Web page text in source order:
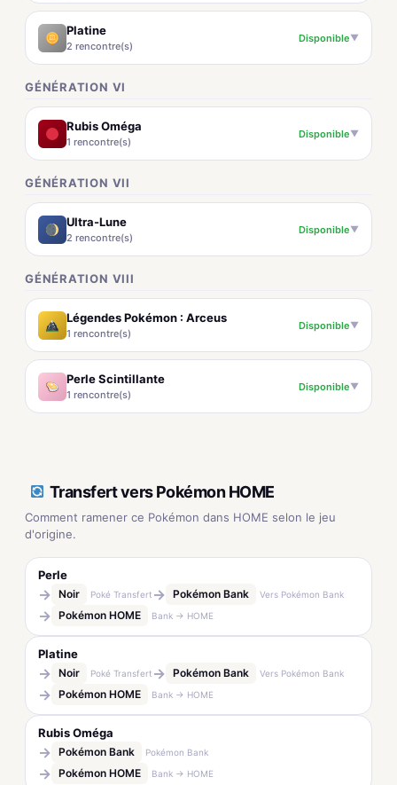
Platine
2 rencontre(s)
Disponible▼
GÉNÉRATION VI
Rubis Oméga
1 rencontre(s)
Disponible▼
GÉNÉRATION VII
Ultra-Lune
2 rencontre(s)
Disponible▼
GÉNÉRATION VIII
Légendes Pokémon : Arceus
1 rencontre(s)
Disponible▼
Perle Scintillante
1 rencontre(s)
Disponible▼
Transfert vers Pokémon HOME
Comment ramener ce Pokémon dans HOME selon le jeu
d'origine.
Perle
→ Noir Poké Transfert → Pokémon Bank Vers Pokémon Bank
→ Pokémon HOME Bank → HOME
Platine
→ Noir Poké Transfert → Pokémon Bank Vers Pokémon Bank
→ Pokémon HOME Bank → HOME
Rubis Oméga
→ Pokémon Bank Pokémon Bank
→ Pokémon HOME Bank → HOME